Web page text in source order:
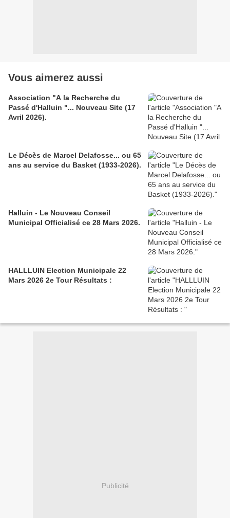
Vous aimerez aussi
Association "A la Recherche du
Passé d'Halluin "... Nouveau Site (17
Avril 2026).
Le Décès de Marcel Delafosse... ou 65
ans au service du Basket (1933-2026).
Halluin - Le Nouveau Conseil
Municipal Officialisé ce 28 Mars 2026.
HALLLUIN Election Municipale 22
Mars 2026 2e Tour Résultats :
Publicité